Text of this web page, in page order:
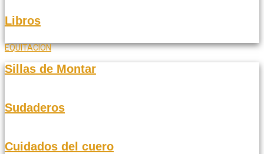
Libros
EQUITACION
Sillas de Montar
Sudaderos
Cuidados del cuero